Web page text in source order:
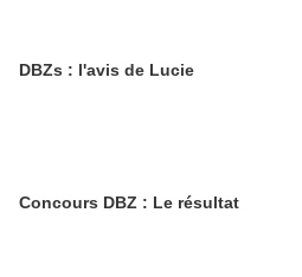
DBZs : l'avis de Lucie
Concours DBZ : Le résultat